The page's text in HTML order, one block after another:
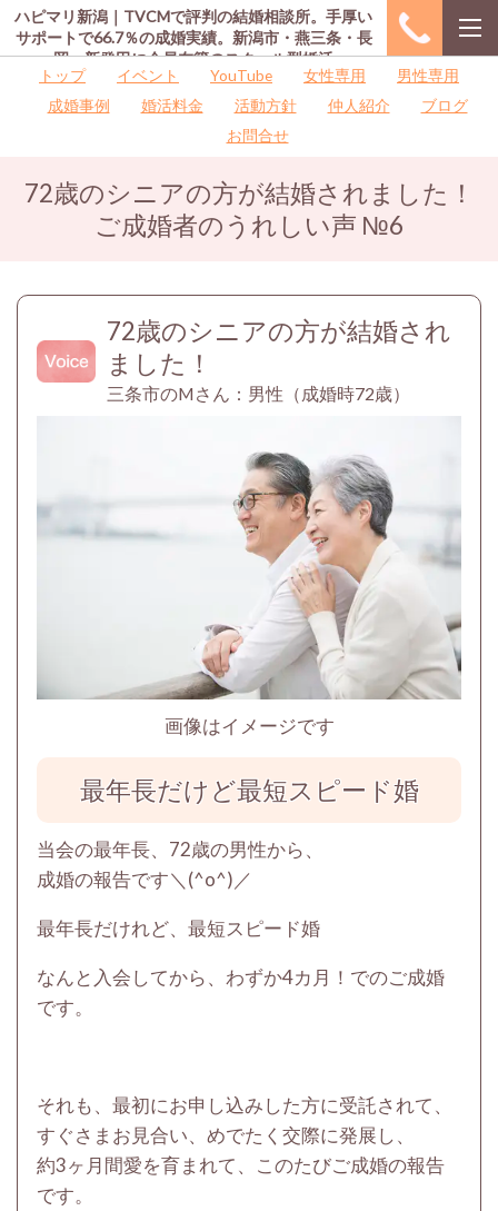
ハピマリ新潟｜TVCMで評判の結婚相談所。手厚い
サポートで66.7％の成婚実績。新潟市・燕三条・長
岡・新発田に会員在籍のスクール型婚活
トップ イベント YouTube 女性専用
男性専用
成婚事例
婚活料金 活動方針 仲人紹介
ブログ
お問合せ
72歳のシニアの方が結婚されました！
ご成婚者のうれしい声 №6
72歳のシニアの方が結婚され
ました！
三条市のMさん：男性（成婚時72歳）
画像はイメージです
最年長だけど最短スピード婚
当会の最年長、72歳の男性から、
成婚の報告です＼(^o^)／
最年長だけれど、最短スピード婚
なんと入会してから、わずか4カ月！でのご成婚
です。
それも、最初にお申し込みした方に受託されて、
すぐさまお見合い、めでたく交際に発展し、
約3ヶ月間愛を育まれて、このたびご成婚の報告
です。